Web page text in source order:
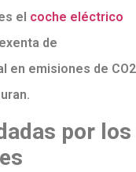
el coche eléctrico
de
en emisiones de CO2
por los